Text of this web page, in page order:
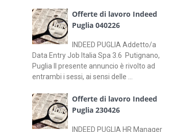
Offerte di lavoro Indeed
Puglia 040226
INDEED PUGLIA Addetto/a
Data Entry Job Italia Spa 3.6 Putignano,
Puglia Il presente annuncio è rivolto ad
entrambi i sessi, ai sensi delle ...
Offerte di lavoro Indeed
Puglia 230426
INDEED PUGLIA HR Manager